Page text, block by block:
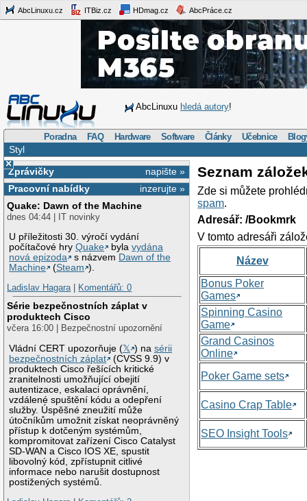
AbcLinuxu.cz ITBiz.cz HDmag.cz AbcPráce.cz
AbcLinuxu hledá autory!
Poradna FAQ Hardware Software Články Učebnice
Styl
×
napište »
Zprávičky
inzerujte »
Pracovní nabídky
Quake: Dawn of the Machine
dnes 04:44 | IT novinky
U příležitosti 30. výročí vydání
počítačové hryQuake bylavydána
nová epizoda
s názvem Dawn of the
Machine
(Steam ).
Ladislav Hagara| Komentářů: 0
Série bezpečnostních záplat v
produktech Cisco
včera 16:00 | Bezpečnostní upozornění
Vládní CERT upozorňuje (𝕏 ) nasérii
bezpečnostních záplat
(CVSS 9.9) v
produktech Cisco řešících kritické
zranitelnosti umožňující obejití
autentizace, eskalaci oprávnění,
vzdálené spuštění kódu a odepření
služby. Úspěšné zneužití může
útočníkům umožnit získat neoprávněný
přístup k dotčeným systémům,
kompromitovat zařízení Cisco Catalyst
SD-WAN a Cisco IOS XE, spustit
libovolný kód, zpřístupnit citlivé
informace nebo narušit dostupnost
postižených systémů.
Seznam
Zde si můžete
spam.
Adresář: /Bookmrk
V tomto adresáři
Název
Bonus Poker
Games
Spinning Casino
Game
Grand Casinos
Online
Poker Game sets
Casino Crap Table
SEO Insight Tools